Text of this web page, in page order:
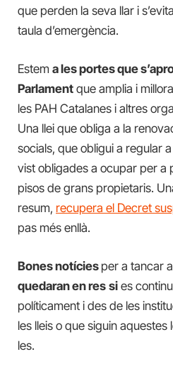
que perden la seva llar i
taula d’emergència.
Estem a les portes que
Parlament que amplia i
les PAH Catalanes i altres
Una llei que obliga a la
socials, que obligui a regular
vist obligades a ocupar per a
pisos de grans propietaris.
resum, recupera el Decret
pas més enllà.
Bones notícies per a tancar
quedaran en res si es
políticament i des de les
les lleis o que siguin
les.